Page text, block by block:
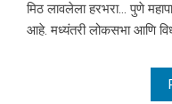
मिठ लावलेला हरभरा… पुणे
आहे. मध्यंतरी लोकसभा आणि